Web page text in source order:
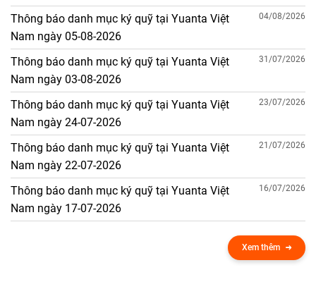
Thông báo danh mục ký quỹ tại Yuanta Việt
Nam ngày 05-08-2026
04/08/2026
Thông báo danh mục ký quỹ tại Yuanta Việt
Nam ngày 03-08-2026
31/07/2026
Thông báo danh mục ký quỹ tại Yuanta Việt
Nam ngày 24-07-2026
23/07/2026
Thông báo danh mục ký quỹ tại Yuanta Việt
Nam ngày 22-07-2026
21/07/2026
Thông báo danh mục ký quỹ tại Yuanta Việt
Nam ngày 17-07-2026
16/07/2026
Xem thêm